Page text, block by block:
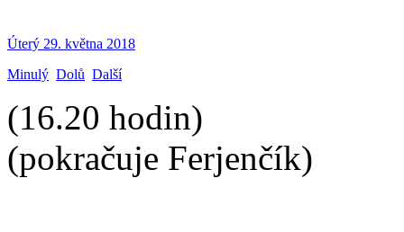
Úterý 29. května 2018
Minulý Dolů Další
(16.20 hodin)
(pokračuje Ferjenčík)